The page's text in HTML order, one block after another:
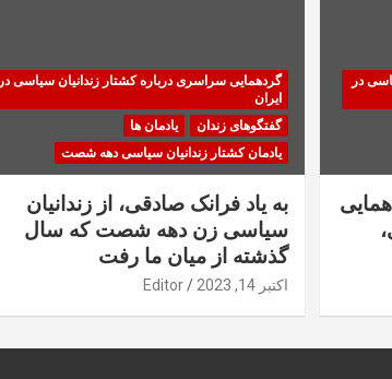
در
گردهمایی سراسری درباره کشتار زندانیان سیاسی در
ایران
گفتگوهای زندان
یادمان ها
یادمان کشتار زندانیان سیاسی دهه شصت
به یاد فرانک صادقی، از زندانیان
سیاسی زن دهه شصت که سال
گذشته از میان ما رفت
اکتبر 14, 2023 Editor